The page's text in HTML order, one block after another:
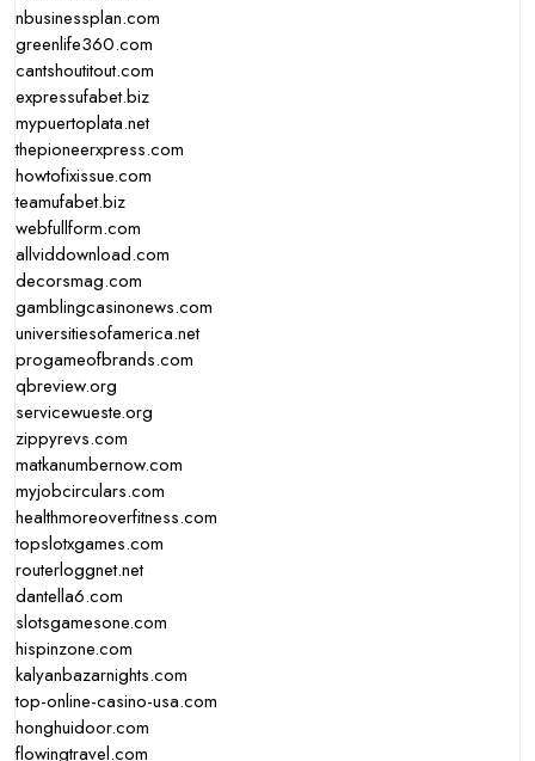
nbusinessplan.com
greenlife360.com
cantshoutitout.com
expressufabet.biz
mypuertoplata.net
thepioneerxpress.com
howtofixissue.com
teamufabet.biz
webfullform.com
allviddownload.com
decorsmag.com
gamblingcasinonews.com
universitiesofamerica.net
progameofbrands.com
qbreview.org
servicewueste.org
zippyrevs.com
matkanumbernow.com
myjobcirculars.com
healthmoreoverfitness.com
topslotxgames.com
routerloggnet.net
dantella6.com
slotsgamesone.com
hispinzone.com
kalyanbazarnights.com
top-online-casino-usa.com
honghuidoor.com
flowingtravel.com